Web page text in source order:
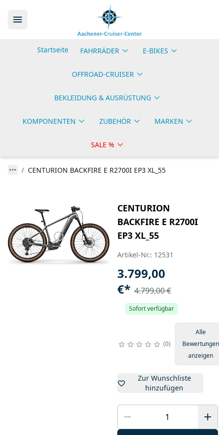
Startseite FAHRRÄDER E-BIKES
OFFROAD-CRUISER
BEKLEIDUNG & AUSRÜSTUNG
KOMPONENTEN ZUBEHÖR MARKEN
SALE %
CENTURION BACKFIRE E R2700I EP3 XL_55
CENTURION
BACKFIRE E R2700I
EP3 XL_55
Artikel-Nr.: 12531
3.799,00
€* 4.799,00 €
Sofort verfügbar
0
Alle
Bewertungen
anzeigen
Zur Wunschliste
hinzufügen